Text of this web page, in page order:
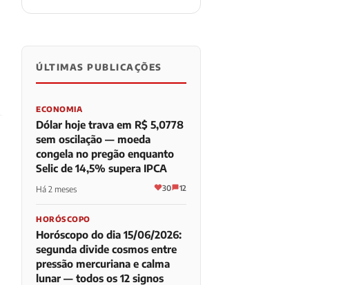
0 0 0
ÚLTIMAS PUBLICAÇÕES
ECONOMIA
Dólar hoje trava em R$ 5,0778
sem oscilação — moeda
congela no pregão enquanto
Selic de 14,5% supera IPCA
Há 2 meses 30 12
HORÓSCOPO
Horóscopo do dia 15/06/2026:
segunda divide cosmos entre
pressão mercuriana e calma
lunar — todos os 12 signos